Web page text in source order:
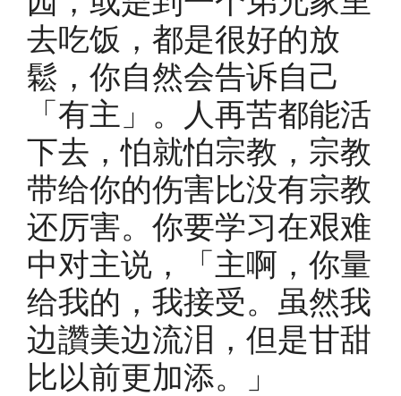
去吃饭，都是很好的放
鬆，你自然会告诉自己
「有主」。人再苦都能活
下去，怕就怕宗教，宗教
带给你的伤害比没有宗教
还厉害。你要学习在艰难
中对主说，「主啊，你量
给我的，我接受。虽然我
边讚美边流泪，但是甘甜
比以前更加添。」